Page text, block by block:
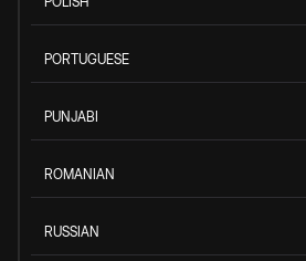
PORTUGUESE
PUNJABI
ROMANIAN
RUSSIAN